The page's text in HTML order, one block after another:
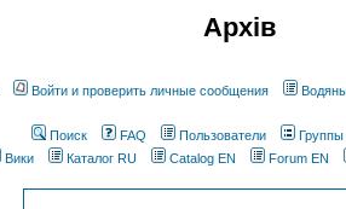
Архів
Войти и проверить личные сообщения
Поиск FAQ Пользователи Группы
Вики
Каталог RU Catalog EN Forum EN